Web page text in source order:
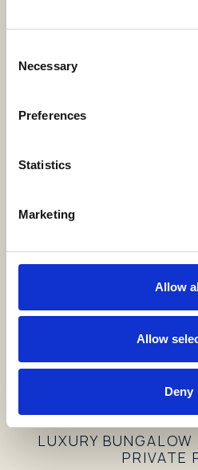
Selection
Necessary
Preferences
Statistics
Marketing
Allow
Allow
Deny
CLASSIC
LUXURY
PRIVATE